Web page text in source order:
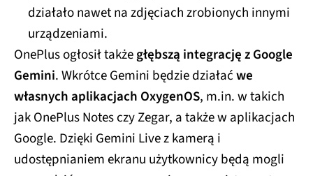
działało nawet na zdjęciach zrobionych innymi
urządzeniami.
OnePlus ogłosił takżegłębszą integrację z Google
Gemini. Wkrótce Gemini będzie działaćwe
własnych aplikacjach OxygenOS, m.in. w takich
jak OnePlus Notes czy Zegar, a także w aplikacjach
Google. Dzięki Gemini Live z kamerą i
udostępnianiem ekranu użytkownicy będą mogli